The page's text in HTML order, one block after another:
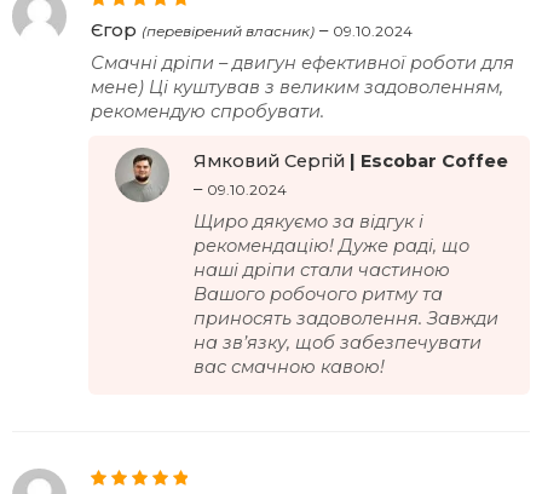
Оцінено в
Єгор (перевірений власник) – 09.10.2024
Смачні дріпи – двигун ефективної роботи для
мене) Ці куштував з великим задоволенням,
рекомендую спробувати.
Ямковий Сергій
– 09.10.2024
Щиро дякуємо за відгук і
рекомендацію! Дуже раді, що
наші дріпи стали частиною
Вашого робочого ритму та
приносять задоволення. Завжди
на зв’язку, щоб забезпечувати
вас смачною кавою!